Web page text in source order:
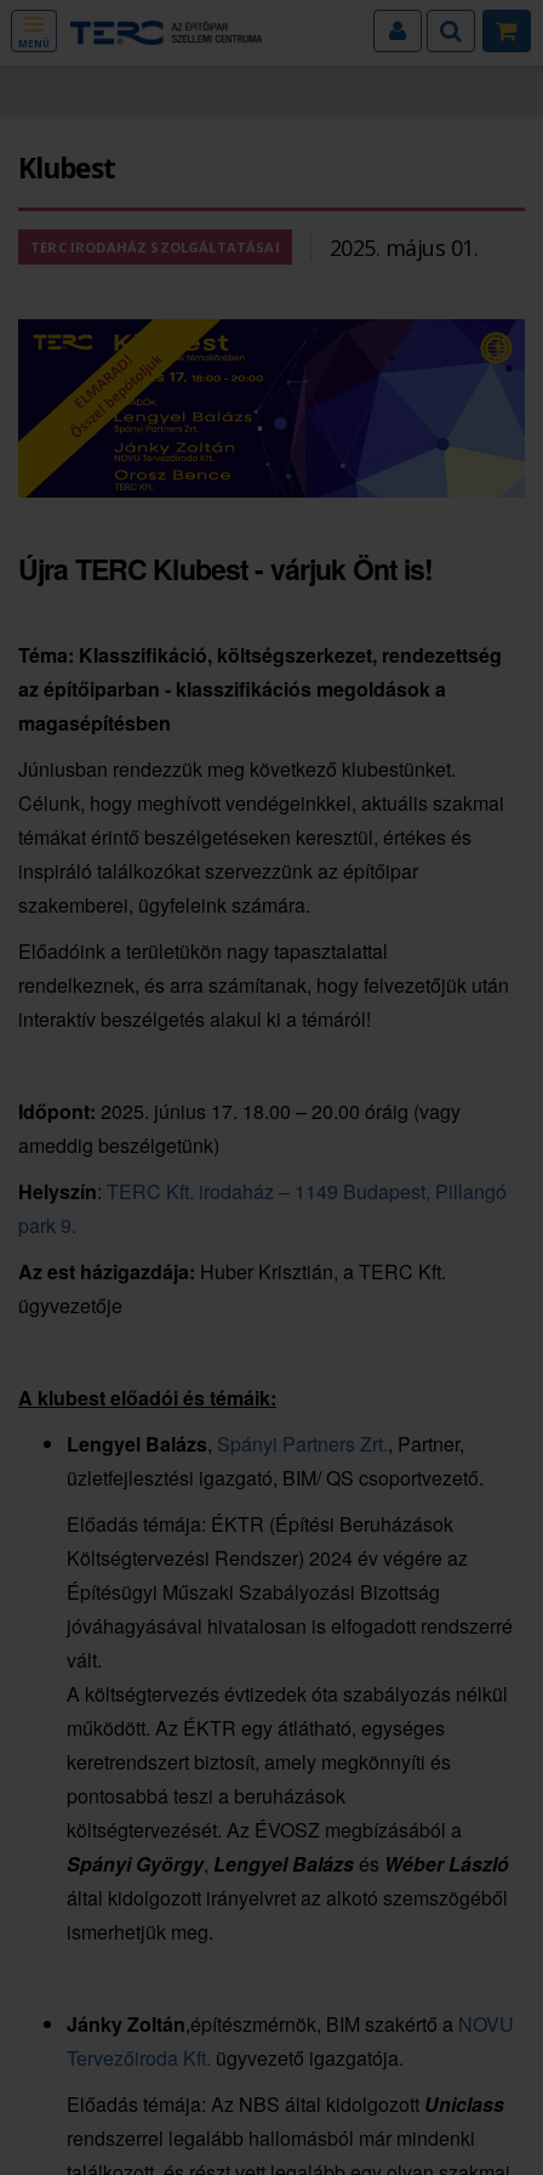
MENÜ
Klubest
TERC IRODAHÁZ SZOLGÁLTATÁSAI 2025. május 01.
Újra TERC Klubest - várjuk Önt is!
Téma: Klasszifikáció, költségszerkezet, rendezettség
az építőiparban - klasszifikációs megoldások a
magasépítésben
Júniusban rendezzük meg következő klubestünket.
Célunk, hogy meghívott vendégeinkkel, aktuális szakmai
témákat érintő beszélgetéseken keresztül, értékes és
inspiráló találkozókat szervezzünk az építőipar
szakemberei, ügyfeleink számára.
Előadóink a területükön nagy tapasztalattal
rendelkeznek, és arra számítanak, hogy felvezetőjük után
interaktív beszélgetés alakul ki a témáról!
Időpont: 2025. június 17. 18.00 – 20.00 óráig (vagy
ameddig beszélgetünk)
Helyszín: TERC Kft. irodaház – 1149 Budapest, Pillangó
park 9.
Az est házigazdája: Huber Krisztián, a TERC Kft.
ügyvezetője
A klubest előadói és témáik:
Lengyel Balázs, Spányi Partners Zrt., Partner,
üzletfejlesztési igazgató, BIM/ QS csoportvezető.
Előadás témája: ÉKTR (Építési Beruházások
Költségtervezési Rendszer) 2024 év végére az
Építésügyi Műszaki Szabályozási Bizottság
jóváhagyásával hivatalosan is elfogadott rendszerré
vált.
A költségtervezés évtizedek óta szabályozás nélkül
működött. Az ÉKTR egy átlátható, egységes
keretrendszert biztosít, amely megkönnyíti és
pontosabbá teszi a beruházások
költségtervezését. Az ÉVOSZ megbízásából a
Spányi György, Lengyel Balázs és Wéber László
által kidolgozott irányelvret az alkotó szemszögéből
ismerhetjük meg.
Jánky Zoltán,építészmérnök, BIM szakértő a NOVU
Tervezőiroda Kft. ügyvezető igazgatója.
Előadás témája: Az NBS által kidolgozott Uniclass
rendszerrel legalább hallomásból már mindenki